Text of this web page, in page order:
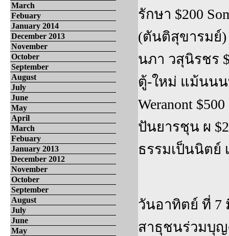
March
Febuary
January 2014
December 2013
November
October
September
August
July
June
May
April
March
Febuary
January 2013
December 2012
November
October
September
August
July
June
May
รักษา $200
(ตันติสุขารมย์)
นภา วสุนิรชร
ตู้-ใหม่ แม้นนนท
Weranont
ปันยารชุน ผ
ธรรมเป็นนิตย์
วันอาทิตย์ ที่ 7
สาธุชนร่วมบุญ